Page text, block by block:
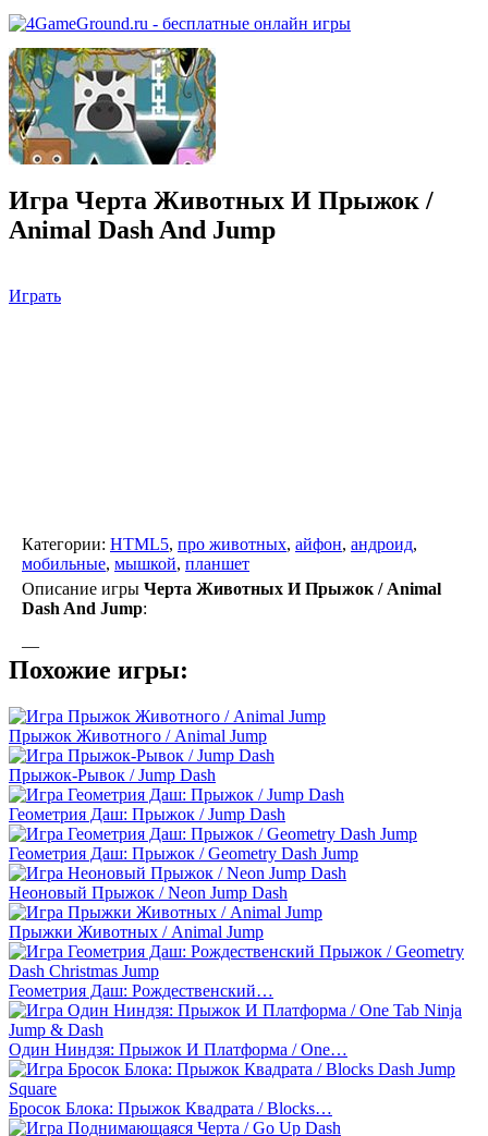
Игра Черта Животных И Прыжок /
Animal Dash And Jump
Играть
Категории: HTML5, про животных, айфон, андроид,
мобильные, мышкой, планшет
Описание игры Черта Животных И Прыжок / Animal
Dash And Jump:
—
Похожие игры:
Прыжок Животного / Animal Jump
Прыжок-Рывок / Jump Dash
Геометрия Даш: Прыжок / Jump Dash
Геометрия Даш: Прыжок / Geometry Dash Jump
Неоновый Прыжок / Neon Jump Dash
Прыжки Животных / Animal Jump
Геометрия Даш: Рождественский…
Один Ниндзя: Прыжок И Платформа / One…
Бросок Блока: Прыжок Квадрата / Blocks…